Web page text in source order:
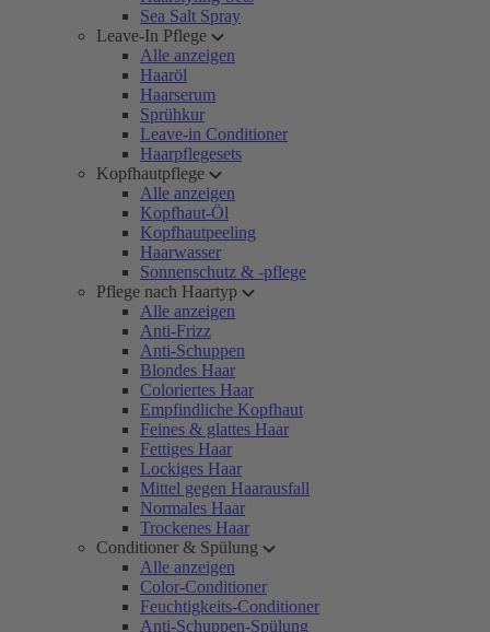
Sea Salt Spray
Leave-In Pflege
Alle anzeigen
Haaröl
Haarserum
Sprühkur
Leave-in Conditioner
Haarpflegesets
Kopfhautpflege
Alle anzeigen
Kopfhaut-Öl
Kopfhautpeeling
Haarwasser
Sonnenschutz & -pflege
Pflege nach Haartyp
Alle anzeigen
Anti-Frizz
Anti-Schuppen
Blondes Haar
Coloriertes Haar
Empfindliche Kopfhaut
Feines & glattes Haar
Fettiges Haar
Lockiges Haar
Mittel gegen Haarausfall
Normales Haar
Trockenes Haar
Conditioner & Spülung
Alle anzeigen
Color-Conditioner
Feuchtigkeits-Conditioner
Anti-Schuppen-Spülung